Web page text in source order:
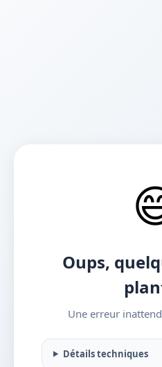
Oups,
Une erreur
Détails techniques